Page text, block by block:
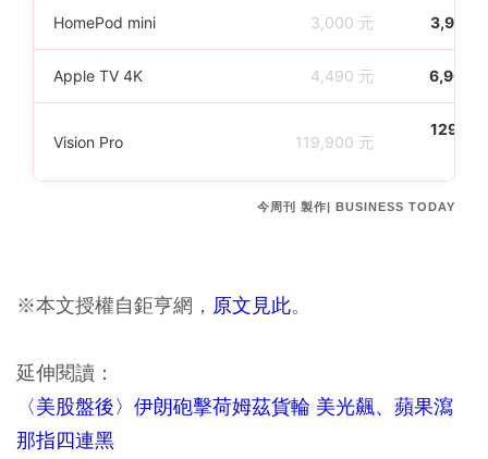
HomePod mini 3,000 元 3,990
Apple TV 4K 4,490 元 6,900
Vision Pro 119,900 元
今周刊 製作| BUSINESS TODAY
※本文授權自鉅亨網， 原文見此。
延伸閱讀：
〈美股盤後〉伊朗砲擊荷姆茲貨輪 美光飆、蘋果瀉
那指四連黑